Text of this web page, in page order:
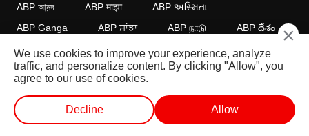
ABP আনন্দ
ABP माझा
ABP અસ્મિતા
ABP Ganga
ABP ਸਾਂਝਾ ABP நாடு ABP దేశం
FOLLOW US
This website follows the DNPA Code of Ethics. Copyright@2026.
All rights reserved.
×
We use cookies to improve your experience, analyze
traffic, and personalize content. By clicking "Allow", you
agree to our use of cookies.
Decline Allow